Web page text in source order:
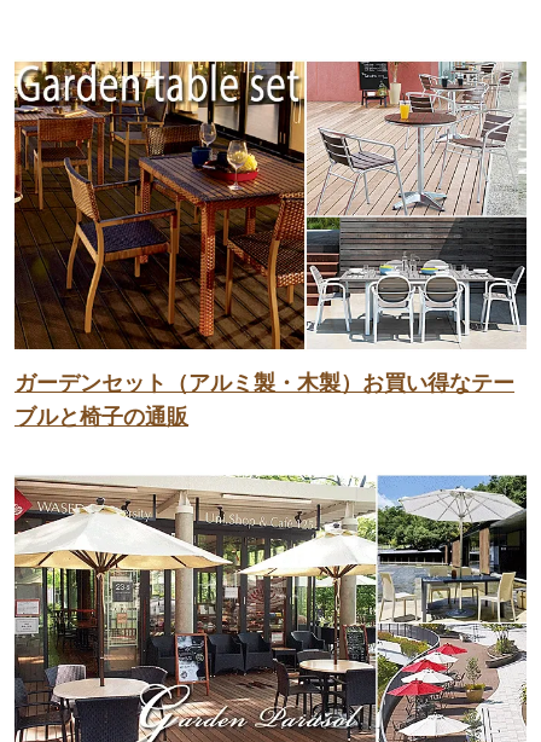
ガーデンセット（アルミ製・木製）お買い得なテー
ブルと椅子の通販